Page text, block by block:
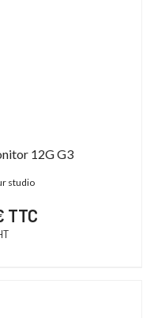
12G G3
studio
TTC